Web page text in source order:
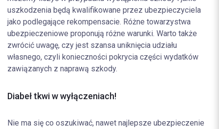
uszkodzenia będą kwalifikowane przez ubezpieczyciela
jako podlegające rekompensacie. Różne towarzystwa
ubezpieczeniowe proponują różne warunki. Warto także
zwrócić uwagę, czy jest szansa uniknięcia udziału
własnego, czyli konieczności pokrycia części wydatków
zawiązanych z naprawą szkody.
Diabeł tkwi w wyłączeniach!
Nie ma się co oszukiwać, nawet najlepsze ubezpieczenie